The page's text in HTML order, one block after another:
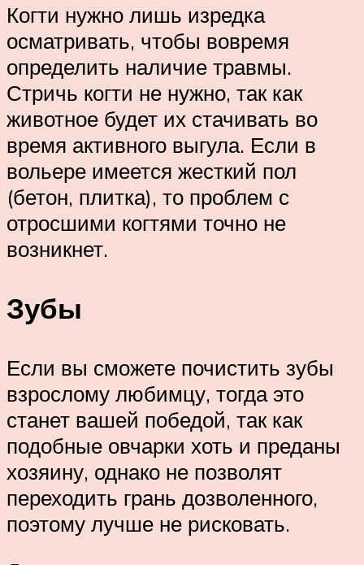
Когти нужно лишь изредка
осматривать, чтобы вовремя
определить наличие травмы.
Стричь когти не нужно, так как
животное будет их стачивать во
время активного выгула. Если в
вольере имеется жесткий пол
(бетон, плитка), то проблем с
отросшими когтями точно не
возникнет.
Зубы
Если вы сможете почистить зубы
взрослому любимцу, тогда это
станет вашей победой, так как
подобные овчарки хоть и преданы
хозяину, однако не позволят
переходить грань дозволенного,
поэтому лучше не рисковать.